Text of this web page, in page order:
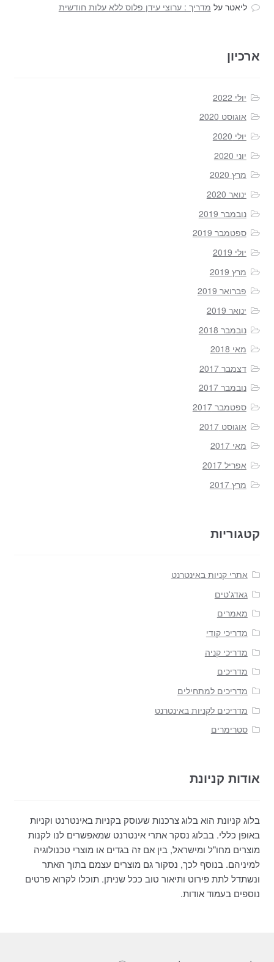
ליאטר על מדריך : ערוצי עידן פלוס ללא עלות חודשית
ארכיון
יולי 2022
אוגוסט 2020
יולי 2020
יוני 2020
מרץ 2020
ינואר 2020
נובמבר 2019
ספטמבר 2019
יולי 2019
מרץ 2019
פברואר 2019
ינואר 2019
נובמבר 2018
מאי 2018
דצמבר 2017
נובמבר 2017
ספטמבר 2017
אוגוסט 2017
מאי 2017
אפריל 2017
מרץ 2017
קטגוריות
אתרי קניות באינטרנט
גאדג'טים
מאמרים
מדריכי קודי
מדריכי קניה
מדריכים
מדריכים למתחילים
מדריכים לקניות באינטרנט
סטרימרים
אודות קניונת
בלוג קניונת הוא בלוג צרכנות שעוסק בקניות באינטרנט וקניות
באופן כללי. בבלוג נסקר אתרי אינטרנט שמאפשרים לנו לקנות
מוצרים מחו"ל ומישראל, בין אם זה בגדים או מוצרי טכנולוגיה
למיניהם. בנוסף לכך, נסקור גם מוצרים עצמם בתוך האתר
ונשתדל לתת פירוט ותיאור טוב ככל שניתן. תוכלו לקרוא פרטים
נוספים בעמוד אודות.